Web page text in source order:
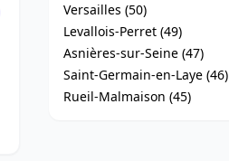
Versailles (50)
Levallois-Perret (49)
Asnières-sur-Seine (47)
Saint-Germain-en-Laye (46)
Rueil-Malmaison (45)